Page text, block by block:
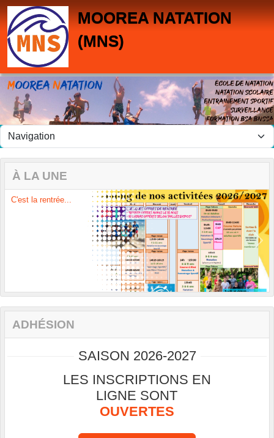
MOOREA NATATION
(MNS)
À LA UNE
C'est la rentrée...
Next
ADHÉSION
SAISON 2026-2027
LES INSCRIPTIONS EN
LIGNE SONT
OUVERTES
Panneau de gestion des cookies